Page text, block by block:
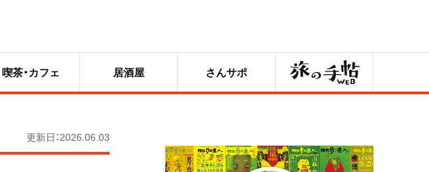
喫茶・カフェ 居酒屋 さんサポ 旅の手帖
更新日：2026.06.03